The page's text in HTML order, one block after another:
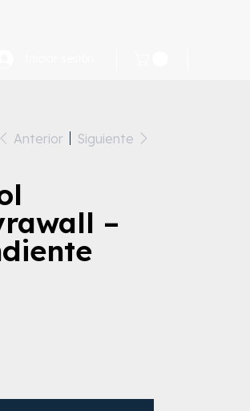
Anterior Siguiente
–